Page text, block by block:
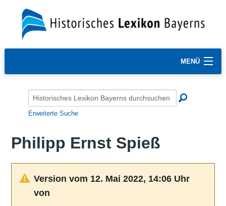
MENÜ
Erweiterte Suche
Philipp Ernst Spieß
Version vom 12. Mai 2022, 14:06 Uhr
von